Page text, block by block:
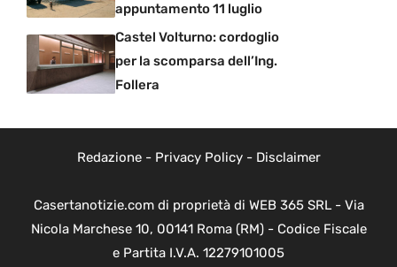
appuntamento 11 luglio
Castel Volturno: cordoglio
per la scomparsa dell’Ing.
Follera
Redazione- Privacy Policy- Disclaimer
Casertanotizie.com di proprietà di WEB 365 SRL - Via
Nicola Marchese 10, 00141 Roma (RM) - Codice Fiscale
e Partita I.V.A. 12279101005